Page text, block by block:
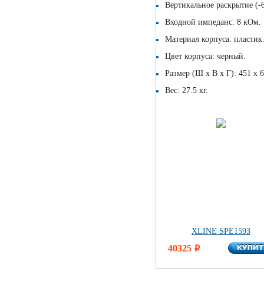
Вертикальное раскрытие
Входной импеданс: 8 кОм.
Материал корпуса:
Цвет корпуса: черный.
Размер (Ш х В х Г): 451 х
Вес: 27.5 кг.
XLINE SPE1593
40325 i